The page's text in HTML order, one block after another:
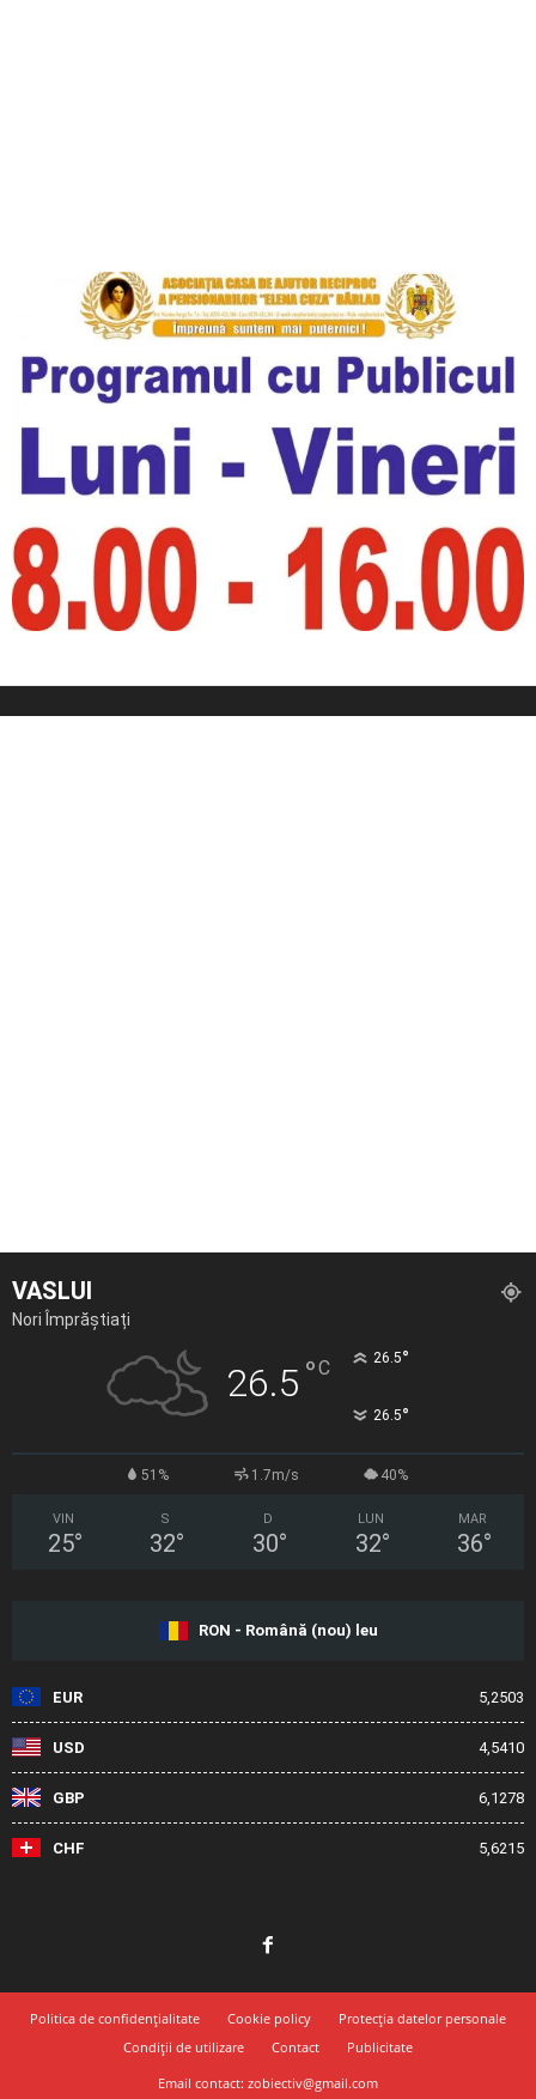
VASLUI
Nori Împrăștiați
26.5 °C 26.5°
26.5°
51% 1.7m/s 40%
VIN
25°
S
32°
D
30°
LUN
32°
MAR
36°
RON - Română (nou) leu
EUR 5,2503
USD 4,5410
GBP 6,1278
CHF 5,6215
Politica de confidențialitate Cookie policy
Protecția datelor personale
Condiții de utilizare
Contact
Publicitate
Email contact: zobiectiv@gmail.com